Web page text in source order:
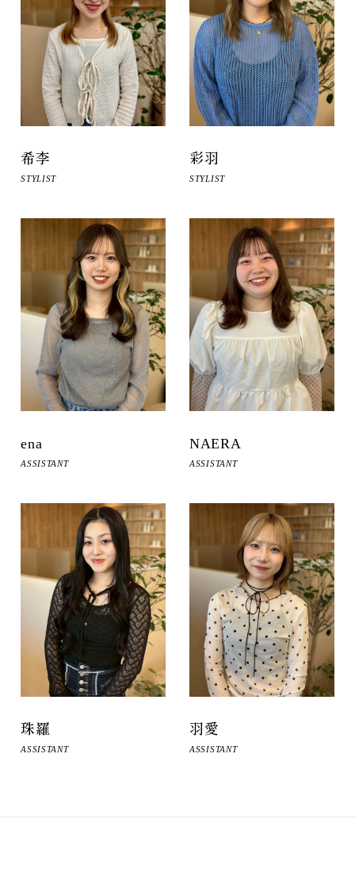
希李
STYLIST
彩羽
STYLIST
ena
ASSISTANT
NAERA
ASSISTANT
珠羅
ASSISTANT
羽愛
ASSISTANT